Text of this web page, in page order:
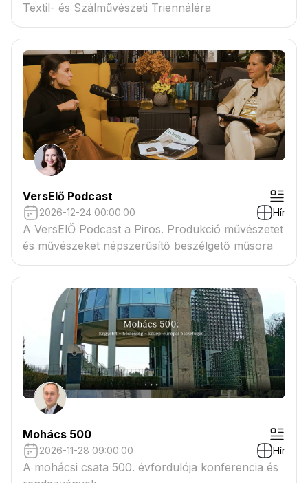
Textil- és Szálművészeti Triennáléra
VersElő Podcast
2026-12-24 00:00:00 Hír
A VersElŐ Podcast a Piros. Produkció művészetet
és művészeket népszerűsítő beszélgető műsora
Mohács 500
2026-11-28 09:00:00 Hír
A mohácsi csata 500. évfordulója konferencia és